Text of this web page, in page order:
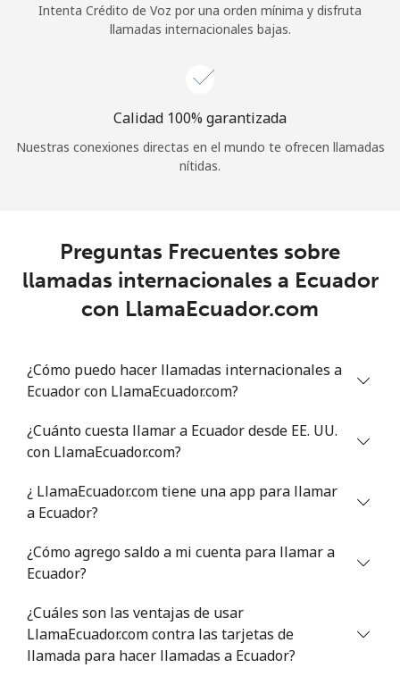
Continuar con
Intenta Crédito de Voz por una orden mínima y disfruta
llamadas internacionales bajas.
Calidad 100% garantizada
Nuestras conexiones directas en el mundo te ofrecen llamadas
nítidas.
Preguntas Frecuentes sobre
llamadas internacionales a Ecuador
con LlamaEcuador.com
¿Cómo puedo hacer llamadas internacionales a
Ecuador con LlamaEcuador.com?
¿Cuánto cuesta llamar a Ecuador desde EE. UU.
con LlamaEcuador.com?
¿ LlamaEcuador.com tiene una app para llamar
a Ecuador?
¿Cómo agrego saldo a mi cuenta para llamar a
Ecuador?
¿Cuáles son las ventajas de usar
LlamaEcuador.com contra las tarjetas de
llamada para hacer llamadas a Ecuador?